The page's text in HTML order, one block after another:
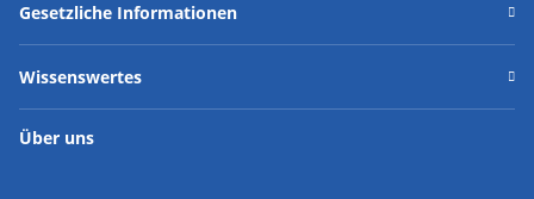
Gesetzliche Informationen
Wissenswertes
Über uns